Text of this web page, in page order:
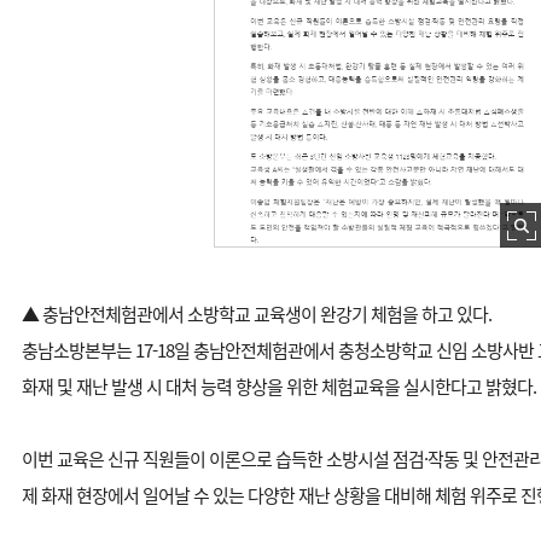
▲ 충남안전체험관에서 소방학교 교육생이 완강기 체험을 하고 있다.
충남소방본부는 17-18일 충남안전체험관에서 충청소방학교 신임 소방사
화재 및 재난 발생 시 대처 능력 향상을 위한 체험교육을 실시한다고 밝혔다.
이번 교육은 신규 직원들이 이론으로 습득한 소방시설 점검·작동 및 안전관
제 화재 현장에서 일어날 수 있는 다양한 재난 상황을 대비해 체험 위주로